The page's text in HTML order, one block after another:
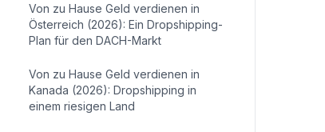
Von zu Hause Geld verdienen in
Österreich (2026): Ein Dropshipping-
Plan für den DACH-Markt
Von zu Hause Geld verdienen in
Kanada (2026): Dropshipping in
einem riesigen Land